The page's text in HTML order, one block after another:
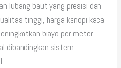
lubang baut yang presisi dan
tinggi, harga kanopi kaca
biaya per meter
dibandingkan sistem